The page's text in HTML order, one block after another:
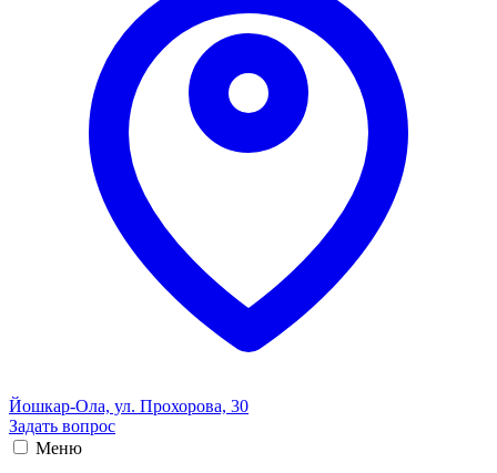
Йошкар-Ола, ул. Прохорова, 30
Задать вопрос
Меню